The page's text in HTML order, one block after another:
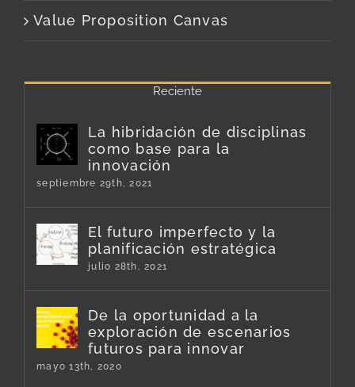
Value Proposition Canvas
Reciente
La hibridación de disciplinas
como base para la
innovación
septiembre 29th, 2021
El futuro imperfecto y la
planificación estratégica
julio 28th, 2021
De la oportunidad a la
exploración de escenarios
futuros para innovar
mayo 13th, 2020